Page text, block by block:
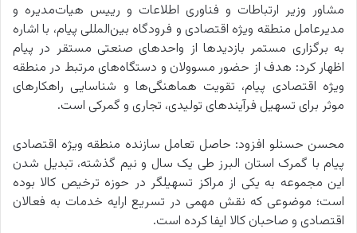
مشاور وزیر ارتباطات و فناوری اطلاعات و رییس هیات‌مدیره و
مدیرعامل منطقه ویژه اقتصادی و فرودگاه بین‌المللی پیام، با اشاره
به برگزاری مستمر بازدیدها از واحدهای صنعتی مستقر در پیام
اظهار کرد: هدف از حضور مسوولان و دستگاه‌های مرتبط در منطقه
ویژه اقتصادی پیام، تقویت هماهنگی‌ها و شناسایی راهکارهای
موثر برای تسهیل فرآیندهای تولیدی، تجاری و گمرکی است.
محسن حسنلو افزود: حاصل تعامل سازنده منطقه ویژه اقتصادی
پیام با گمرک استان البرز طی یک سال و نیم گذشته، تبدیل شدن
این مجموعه به یکی از مراکز تسهیلگر در حوزه ترخیص کالا بوده
است؛ موضوعی که نقش مهمی در تسریع ارایه خدمات به فعالان
اقتصادی و صاحبان کالا ایفا کرده است.